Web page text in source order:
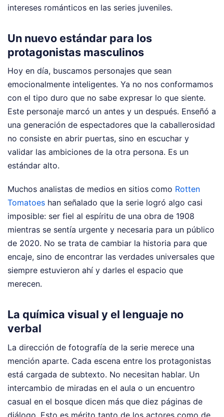
intereses románticos en las series juveniles.
Un nuevo estándar para los
protagonistas masculinos
Hoy en día, buscamos personajes que sean
emocionalmente inteligentes. Ya no nos conformamos
con el tipo duro que no sabe expresar lo que siente.
Este personaje marcó un antes y un después. Enseñó a
una generación de espectadores que la caballerosidad
no consiste en abrir puertas, sino en escuchar y
validar las ambiciones de la otra persona. Es un
estándar alto.
Muchos analistas de medios en sitios como Rotten
Tomatoes han señalado que la serie logró algo casi
imposible: ser fiel al espíritu de una obra de 1908
mientras se sentía urgente y necesaria para un público
de 2020. No se trata de cambiar la historia para que
encaje, sino de encontrar las verdades universales que
siempre estuvieron ahí y darles el espacio que
merecen.
La química visual y el lenguaje no
verbal
La dirección de fotografía de la serie merece una
mención aparte. Cada escena entre los protagonistas
está cargada de subtexto. No necesitan hablar. Un
intercambio de miradas en el aula o un encuentro
casual en el bosque dicen más que diez páginas de
diálogo. Esto es mérito tanto de los actores como de